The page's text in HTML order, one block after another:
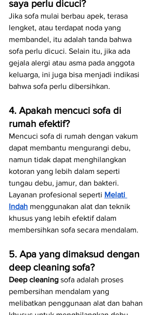
saya perlu dicuci?
Jika sofa mulai berbau apek, terasa
lengket, atau terdapat noda yang
membandel, itu adalah tanda bahwa
sofa perlu dicuci. Selain itu, jika ada
gejala alergi atau asma pada anggota
keluarga, ini juga bisa menjadi indikasi
bahwa sofa perlu dibersihkan.
4. Apakah mencuci sofa di
rumah efektif?
Mencuci sofa di rumah dengan vakum
dapat membantu mengurangi debu,
namun tidak dapat menghilangkan
kotoran yang lebih dalam seperti
tungau debu, jamur, dan bakteri.
Layanan profesional seperti Melati
Indah menggunakan alat dan teknik
khusus yang lebih efektif dalam
membersihkan sofa secara mendalam.
5. Apa yang dimaksud dengan
deep cleaning sofa?
Deep cleaning sofa adalah proses
pembersihan mendalam yang
melibatkan penggunaan alat dan bahan